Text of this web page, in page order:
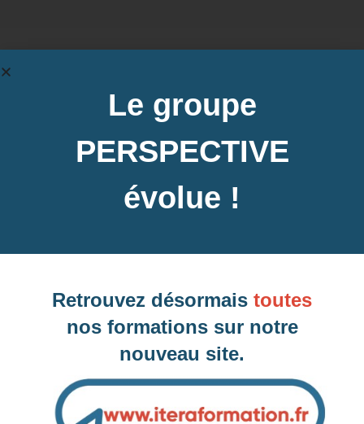
Nos clients
Naviguez vers la droite pour en voir davantage
💡 Le saviez-vous ? Nos accompagnements
peuvent, très souvent, faire l'objet d'une prise en
Le groupe
PERSPECTIVE
évolue !
Retrouvez désormais toutes
nos formations sur notre
nouveau site.